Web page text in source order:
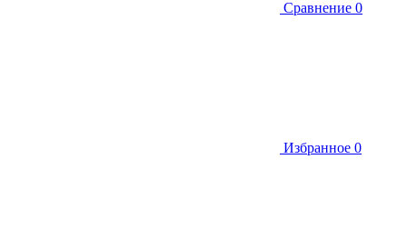
Сравнение 0
Избранное 0